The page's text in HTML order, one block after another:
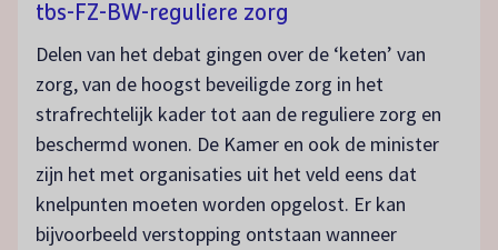
tbs-FZ-BW-reguliere zorg
Delen van het debat gingen over de ‘keten’ van
zorg, van de hoogst beveiligde zorg in het
strafrechtelijk kader tot aan de reguliere zorg en
beschermd wonen. De Kamer en ook de minister
zijn het met organisaties uit het veld eens dat
knelpunten moeten worden opgelost. Er kan
bijvoorbeeld verstopping ontstaan wanneer